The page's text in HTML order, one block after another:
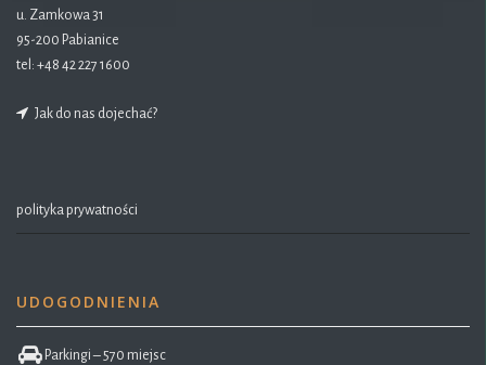
u. Zamkowa 31
95-200 Pabianice
tel: +48 42 227 1600
Jak do nas dojechać?
polityka prywatności
UDOGODNIENIA
Parkingi – 570 miejsc